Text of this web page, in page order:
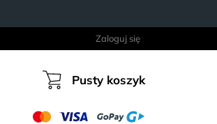
Zaloguj się
Koszyk
Pusty koszyk